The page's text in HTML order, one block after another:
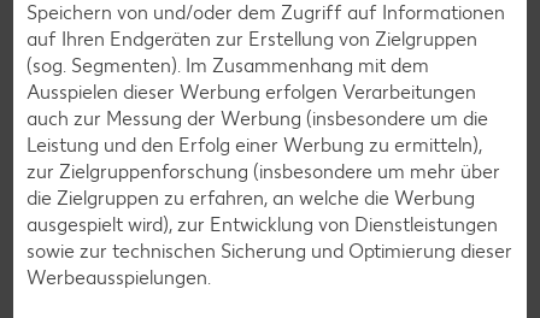
Cocktail-Rezepte
Avocado-Rezepte
Erdbeer-Rezepte
Blaubeer-Rezepte
Bananen-Rezepte
Speichern von und/oder dem Zugriff auf Informationen
auf Ihren Endgeräten zur Erstellung von Zielgruppen
(sog. Segmenten). Im Zusammenhang mit dem
Ausspielen dieser Werbung erfolgen Verarbeitungen
auch zur Messung der Werbung (insbesondere um die
Leistung und den Erfolg einer Werbung zu ermitteln),
zur Zielgruppenforschung (insbesondere um mehr über
die Zielgruppen zu erfahren, an welche die Werbung
ausgespielt wird), zur Entwicklung von Dienstleistungen
sowie zur technischen Sicherung und Optimierung dieser
Werbeausspielungen.